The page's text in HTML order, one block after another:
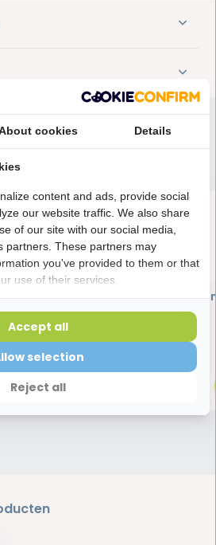
voor jou
|
ml
GC Mi Paste Plus |
35 ml
cookies Details
content and ads, provide social
our website traffic. We also share
of our site with our social media,
partners. These partners may
you've provided to them or that
use of their services.
Reject all
selection
Accept all